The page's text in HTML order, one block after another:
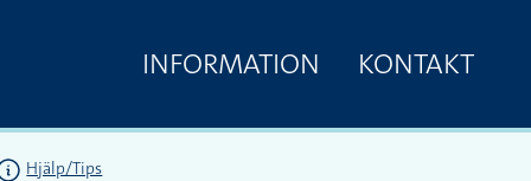
INFORMATION KONTAKT
Hjälp/Tips